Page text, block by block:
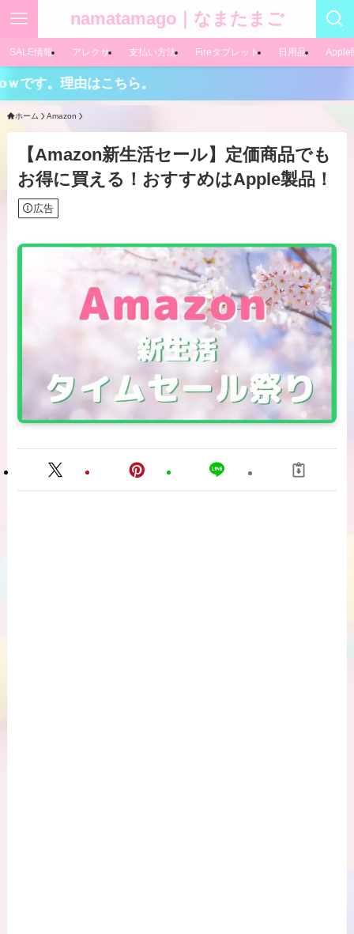
namatamago｜なまたまご
SALE情報 アレクサ 支払い方法 Fireタブレット 日用品 Apple
はこちら。
ホーム Amazon
【Amazon新生活セール】定価商品でも
お得に買える！おすすめはApple製品！
広告